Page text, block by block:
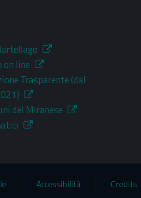
on line
Trasparente (dal
del Miranese
Accessibilità Credits